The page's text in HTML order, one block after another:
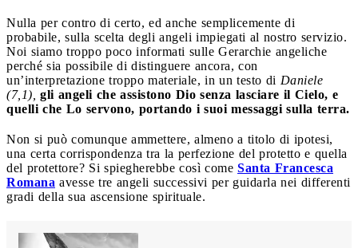
Nulla per contro di certo, ed anche semplicemente di
probabile, sulla scelta degli angeli impiegati al nostro servizio.
Noi siamo troppo poco informati sulle Gerarchie angeliche
perché sia possibile di distinguere ancora, con
un’interpretazione troppo materiale, in un testo di Daniele
(7,1), gli angeli che assistono Dio senza lasciare il Cielo, e
quelli che Lo servono, portando i suoi messaggi sulla terra.
Non si può comunque ammettere, almeno a titolo di ipotesi,
una certa corrispondenza tra la perfezione del protetto e quella
del protettore? Si spiegherebbe così come Santa Francesca
Romana avesse tre angeli successivi per guidarla nei differenti
gradi della sua ascensione spirituale.